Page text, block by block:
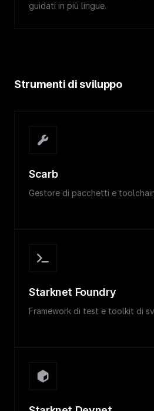
guidati in più lingue.
Strumenti di sviluppo
Scarb
Gestore di pacchetti e
Starknet Foundry
Framework di test e toolkit di